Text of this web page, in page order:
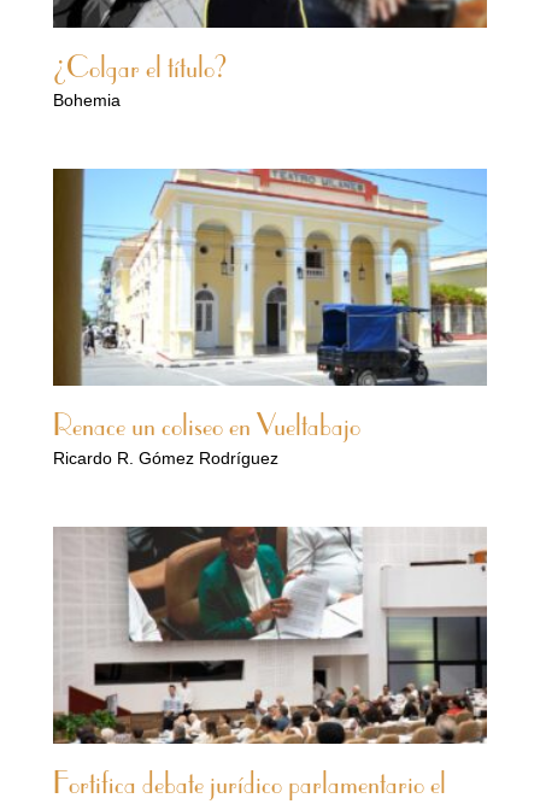
¿Colgar el título?
Bohemia
Renace un coliseo en Vueltabajo
Ricardo R. Gómez Rodríguez
Fortifica debate jurídico parlamentario el